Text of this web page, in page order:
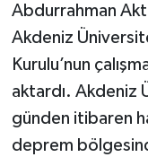
Abdurrahman
Akdeniz
Kurulu’nun
aktardı. Akdeniz
günden itibaren
deprem